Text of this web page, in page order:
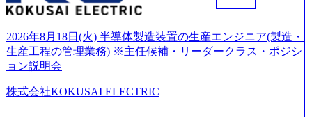
ファーム） 社名の由来は”DXエリアにSpir（槍）を指して
ていく”という位置づけ 一昔前は金融が強い企業として認知
されていたが、現在金融の売上割合は全体の3割。現在はTo
C事業を始め、パブリック、製造業、通信、エンタメ、教
はあるが、社員の興味のある分野やスキルを活用したいな
2026年8月18日(火) 半導体製造装置の生産エンジニア(製造・
生産工程の管理業務) ※主任候補・リーダークラス・ポジシ
ョン説明会
株式会社KOKUSAI ELECTRIC